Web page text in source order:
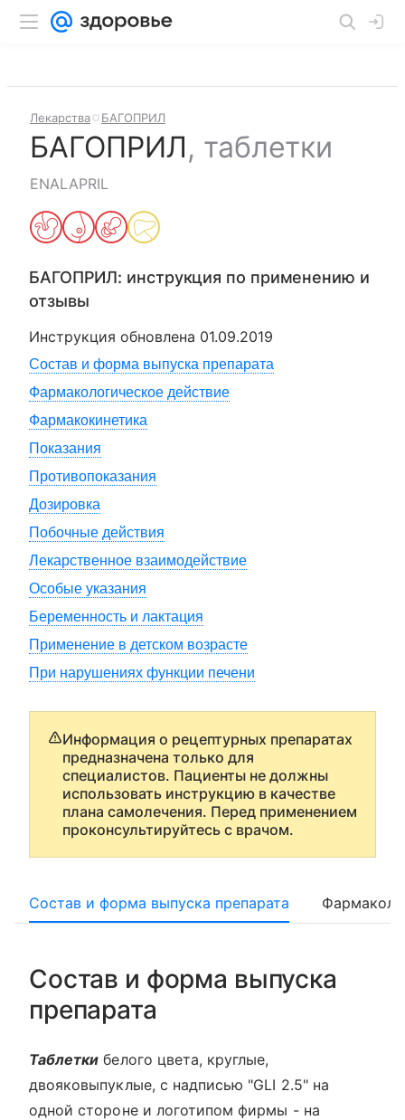
Лекарства БАГОПРИЛ
БАГОПРИЛ, таблетки
ENALAPRIL
БАГОПРИЛ: инструкция по применению и
отзывы
Инструкция обновлена 01.09.2019
Состав и форма выпуска препарата
Фармакологическое действие
Фармакокинетика
Показания
Противопоказания
Дозировка
Побочные действия
Лекарственное взаимодействие
Особые указания
Беременность и лактация
Применение в детском возрасте
При нарушениях функции печени
Информация о рецептурных препаратах
предназначена только для
специалистов. Пациенты не должны
использовать инструкцию в качестве
плана самолечения. Перед применением
проконсультируйтесь с врачом.
Состав и форма выпуска препарата
Состав и форма выпуска
препарата
Таблетки белого цвета, круглые,
двояковыпуклые, с надписью "GLI 2.5" на
одной стороне и логотипом фирмы - на